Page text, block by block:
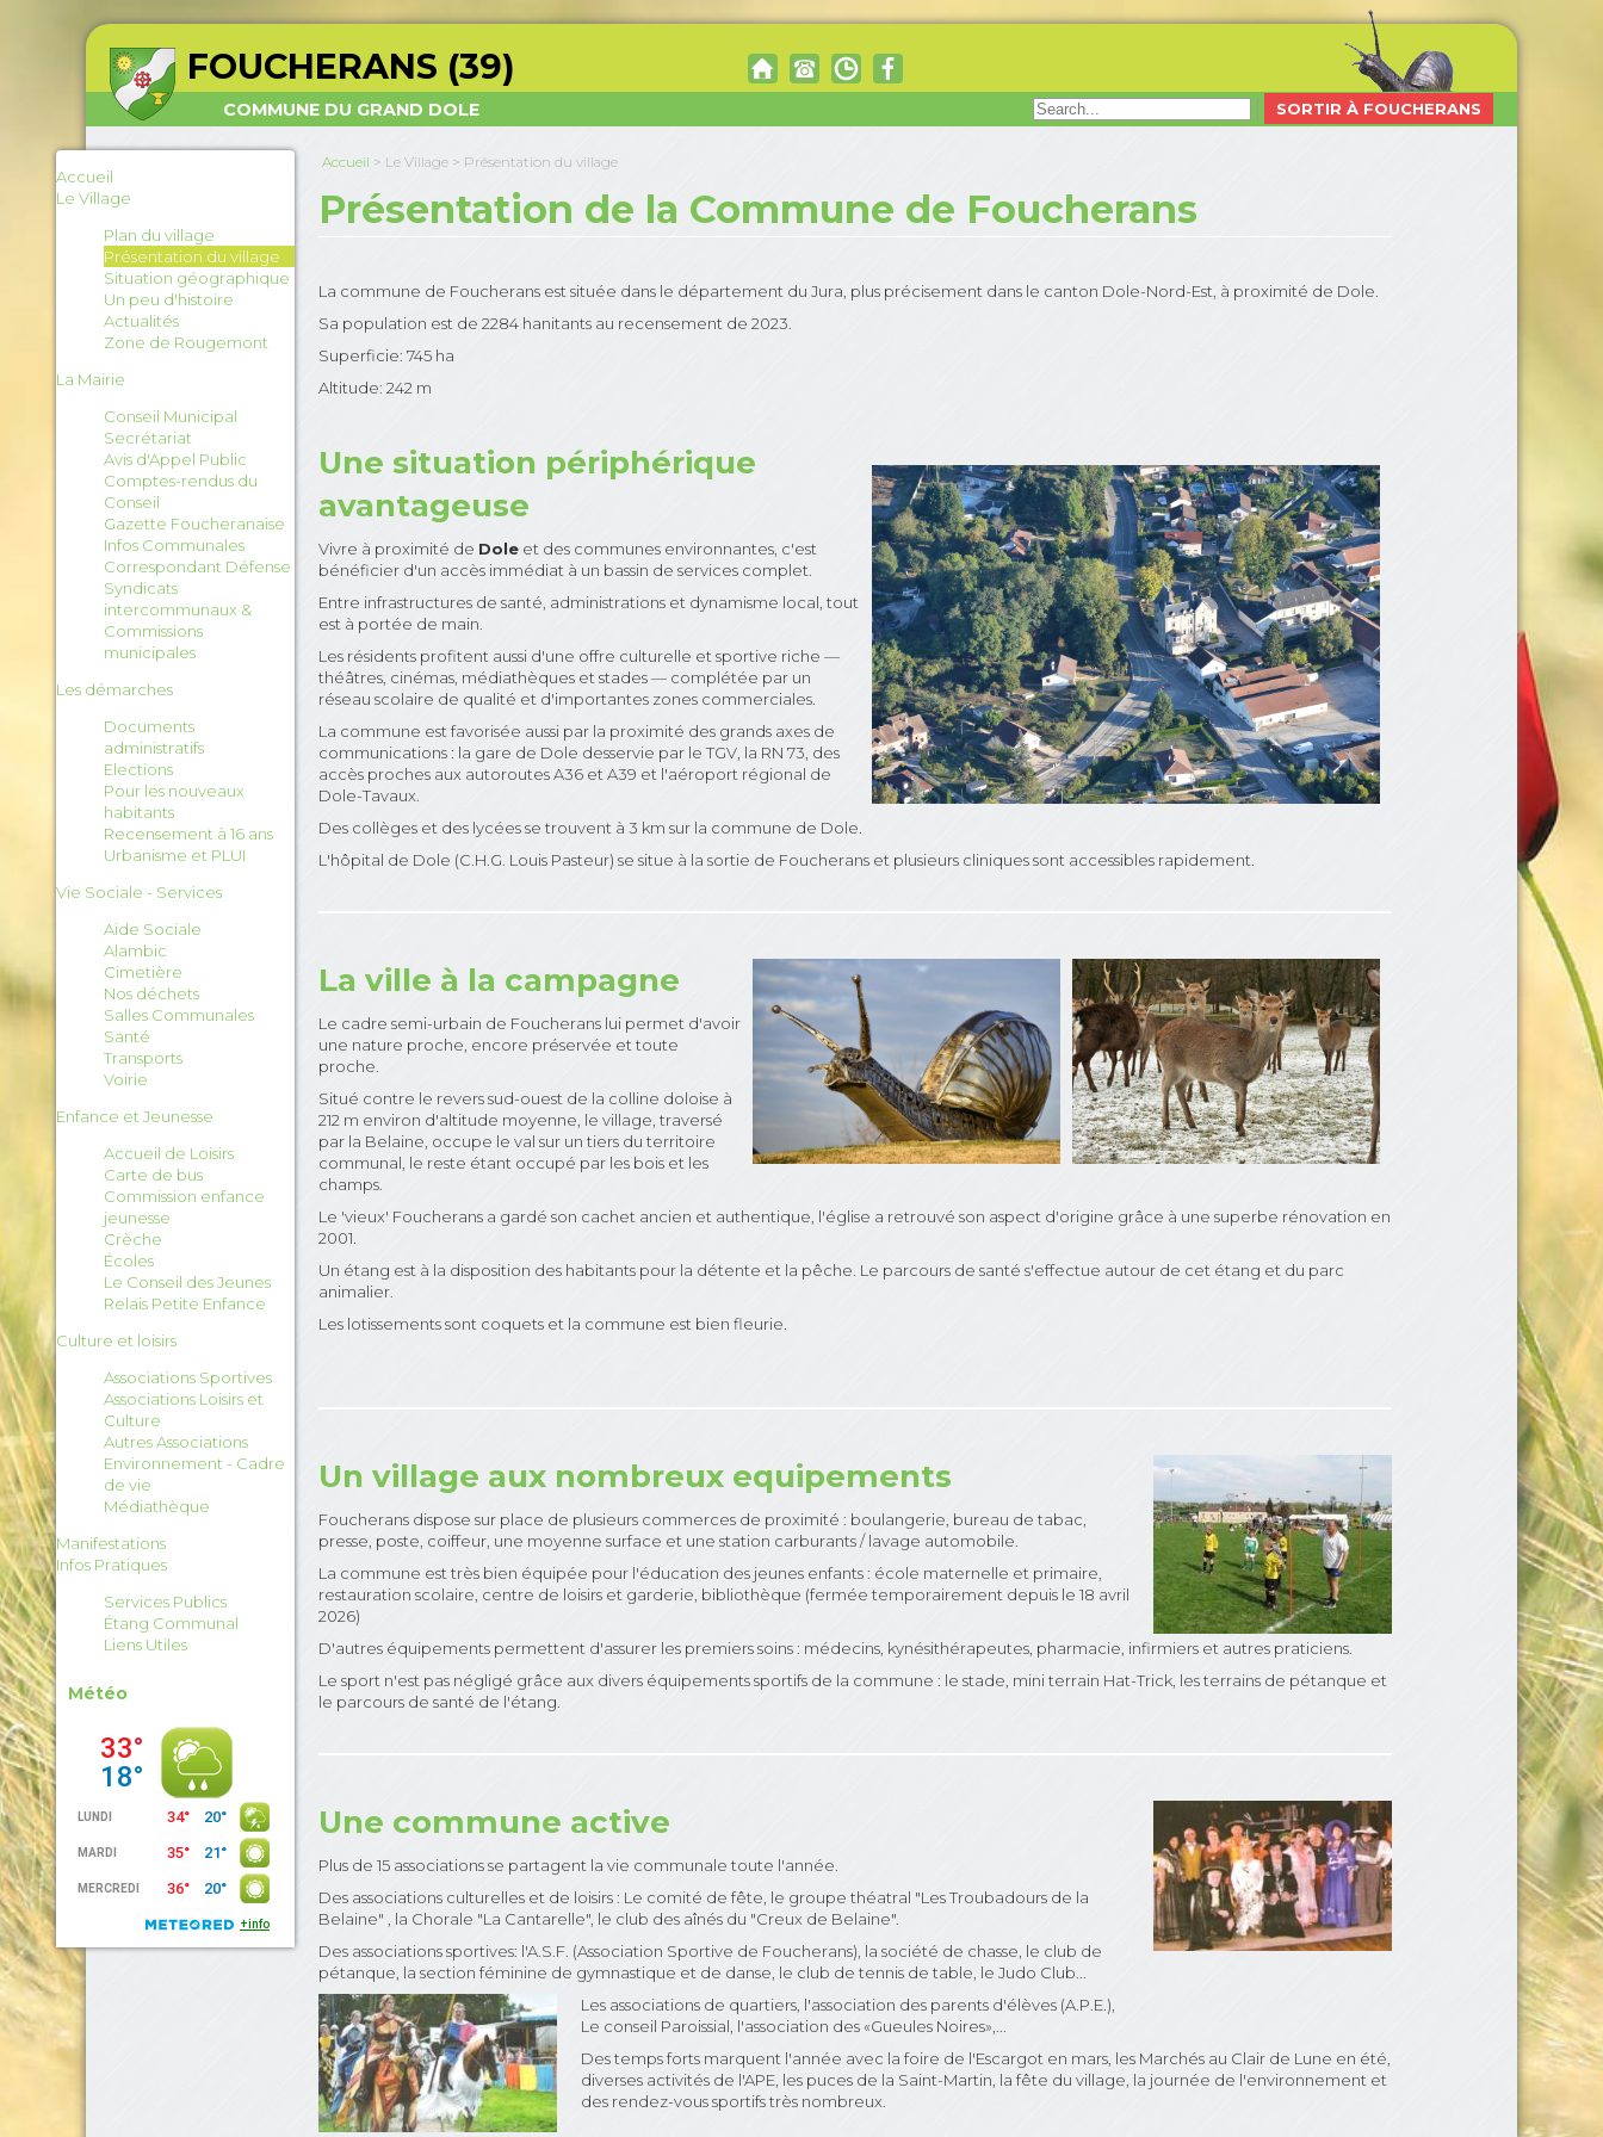
FOUCHERANS (39)
COMMUNE DU GRAND DOLE SORTIR À FOUCHERANS
Accueil
Le Village
Plan du village
Présentation du village
Situation géographique
Un peu d'histoire
Actualités
Zone de Rougemont
La Mairie
Conseil Municipal
Secrétariat
Avis d'Appel Public
Comptes-rendus du
Conseil
Gazette Foucheranaise
Infos Communales
Correspondant Défense
Syndicats
intercommunaux &
Commissions
municipales
Les démarches
Documents
administratifs
Elections
Pour les nouveaux
habitants
Recensement à 16 ans
Urbanisme et PLUI
Vie Sociale - Services
Aide Sociale
Alambic
Cimetière
Nos déchets
Salles Communales
Santé
Transports
Voirie
Enfance et Jeunesse
Accueil de Loisirs
Carte de bus
Commission enfance
jeunesse
Crèche
Écoles
Le Conseil des Jeunes
Relais Petite Enfance
Culture et loisirs
Associations Sportives
Associations Loisirs et
Culture
Autres Associations
Environnement - Cadre
de vie
Médiathèque
Manifestations
Infos Pratiques
Services Publics
Étang Communal
Liens Utiles
Météo
Accueil > Le Village > Présentation du village
Présentation de la Commune de Foucherans
La commune de Foucherans est située dans le département du Jura, plus précisement dans le canton Dole-Nord-Est, à proximité de Dole.
Sa population est de 2284 hanitants au recensement de 2023.
Superficie: 745 ha
Altitude: 242 m
Une situation périphérique
avantageuse
Vivre à proximité de Dole et des communes environnantes, c'est
bénéficier d'un accès immédiat à un bassin de services complet.
Entre infrastructures de santé, administrations et dynamisme local, tout
est à portée de main.
Les résidents profitent aussi d'une offre culturelle et sportive riche —
théâtres, cinémas, médiathèques et stades — complétée par un
réseau scolaire de qualité et d'importantes zones commerciales.
La commune est favorisée aussi par la proximité des grands axes de
communications : la gare de Dole desservie par le TGV, la RN 73, des
accès proches aux autoroutes A36 et A39 et l'aéroport régional de
Dole-Tavaux.
Des collèges et des lycées se trouvent à 3 km sur la commune de Dole.
L'hôpital de Dole (C.H.G. Louis Pasteur) se situe à la sortie de Foucherans et plusieurs cliniques sont accessibles rapidement.
La ville à la campagne
Le cadre semi-urbain de Foucherans lui permet d'avoir
une nature proche, encore préservée et toute
proche.
Situé contre le revers sud-ouest de la colline doloise à
212 m environ d'altitude moyenne, le village, traversé
par la Belaine, occupe le val sur un tiers du territoire
communal, le reste étant occupé par les bois et les
champs.
Le 'vieux' Foucherans a gardé son cachet ancien et authentique, l'église a retrouvé son aspect d'origine grâce à une superbe rénovation en
2001.
Un étang est à la disposition des habitants pour la détente et la pêche. Le parcours de santé s'effectue autour de cet étang et du parc
animalier.
Les lotissements sont coquets et la commune est bien fleurie.
Un village aux nombreux equipements
Foucherans dispose sur place de plusieurs commerces de proximité : boulangerie, bureau de tabac,
presse, poste, coiffeur, une moyenne surface et une station carburants / lavage automobile.
La commune est très bien équipée pour l'éducation des jeunes enfants : école maternelle et primaire,
restauration scolaire, centre de loisirs et garderie, bibliothèque (fermée temporairement depuis le 18 avril
2026)
D'autres équipements permettent d'assurer les premiers soins : médecins, kynésithérapeutes, pharmacie, infirmiers et autres praticiens.
Le sport n'est pas négligé grâce aux divers équipements sportifs de la commune : le stade, mini terrain Hat-Trick, les terrains de pétanque et
le parcours de santé de l'étang.
Une commune active
Plus de 15 associations se partagent la vie communale toute l'année.
Des associations culturelles et de loisirs : Le comité de fête, le groupe théatral "Les Troubadours de la
Belaine" , la Chorale "La Cantarelle", le club des aînés du "Creux de Belaine".
Des associations sportives: l'A.S.F. (Association Sportive de Foucherans), la société de chasse, le club de
pétanque, la section féminine de gymnastique et de danse, le club de tennis de table, le Judo Club...
Les associations de quartiers, l'association des parents d'élèves (A.P.E.),
Le conseil Paroissial, l'association des «Gueules Noires»,...
Des temps forts marquent l'année avec la foire de l'Escargot en mars, les Marchés au Clair de Lune en été,
diverses activités de l'APE, les puces de la Saint-Martin, la fête du village, la journée de l'environnement et
des rendez-vous sportifs très nombreux.